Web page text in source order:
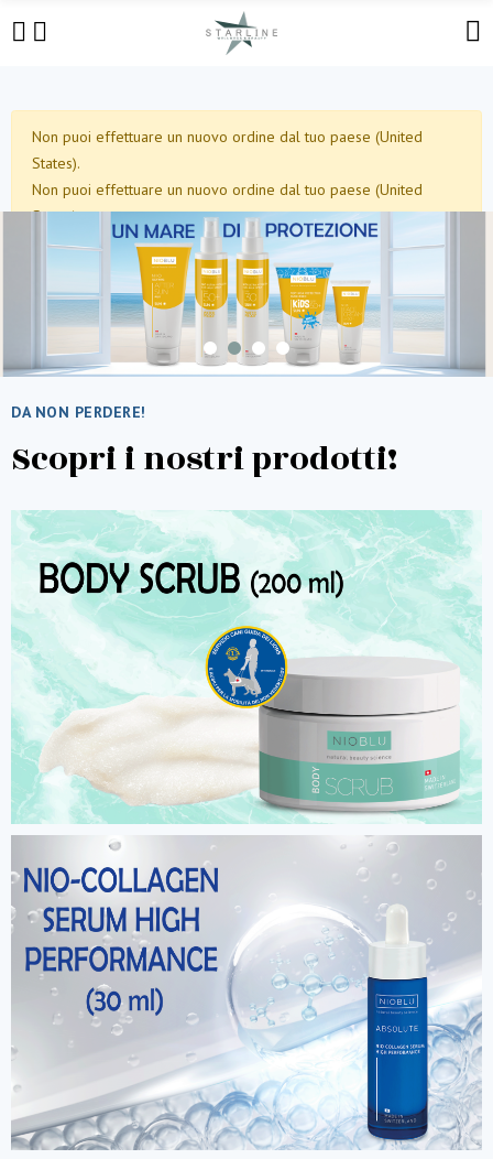
Non puoi effettuare un nuovo ordine dal tuo paese (United
States).
Non puoi effettuare un nuovo ordine dal tuo paese (United
States).
DA NON PERDERE!
Scopri i nostri prodotti!